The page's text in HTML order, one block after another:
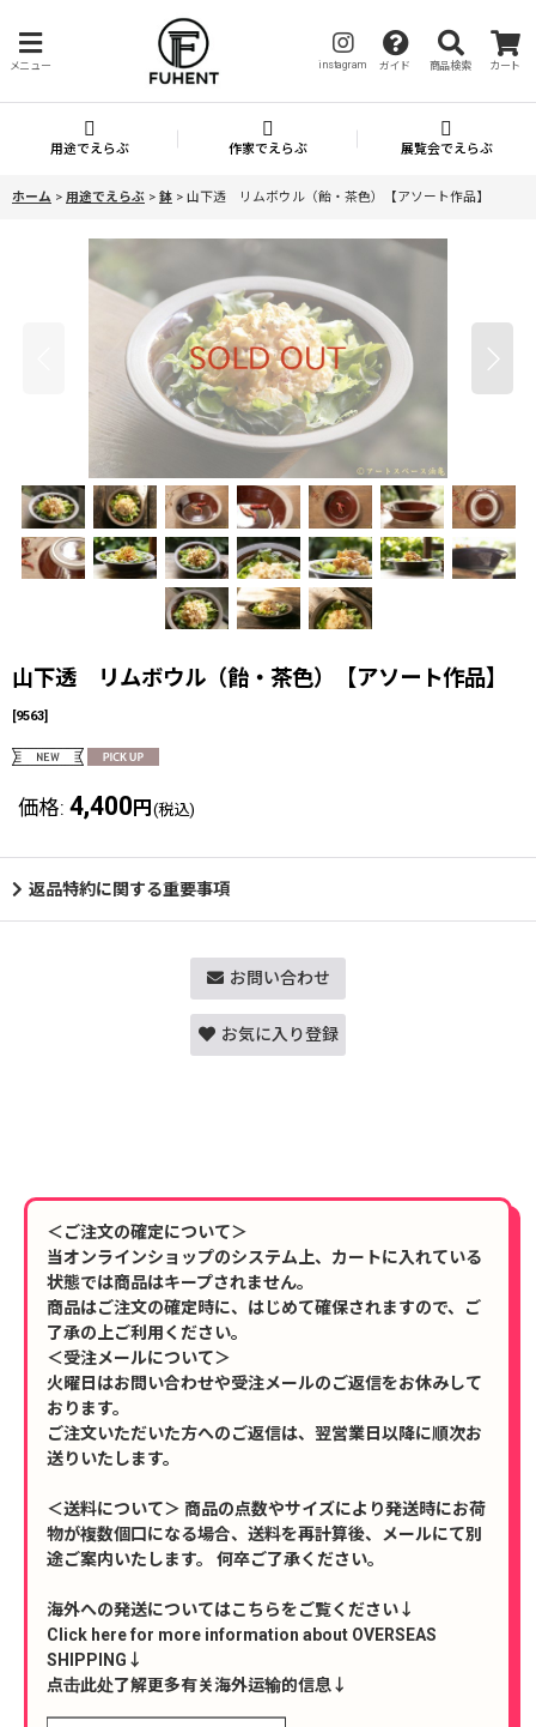
メニュー instagram ガイド 商品検索 カート
用途でえらぶ 作家でえらぶ 展覧会でえらぶ
ホーム > 用途でえらぶ > 鉢 > 山下透 リムボウル（飴・茶色）【アソート作品】
山下透 リムボウル（飴・茶色）【アソート作品】
[9563]
価格: 4,400 円 (税込)
返品特約に関する重要事項
お問い合わせ
お気に入り登録
＜ご注文の確定について＞
当オンラインショップのシステム上、カートに入れている
状態では商品はキープされません。
商品はご注文の確定時に、はじめて確保されますので、ご
了承の上ご利用ください。
＜受注メールについて＞
火曜日はお問い合わせや受注メールのご返信をお休みして
おります。
ご注文いただいた方へのご返信は、翌営業日以降に順次お
送りいたします。
＜送料について＞ 商品の点数やサイズにより発送時にお荷
物が複数個口になる場合、送料を再計算後、メールにて別
途ご案内いたします。 何卒ご了承ください。
海外への発送についてはこちらをご覧ください↓
Click here for more information about OVERSEAS
SHIPPING↓
点击此处了解更多有关海外运输的信息↓